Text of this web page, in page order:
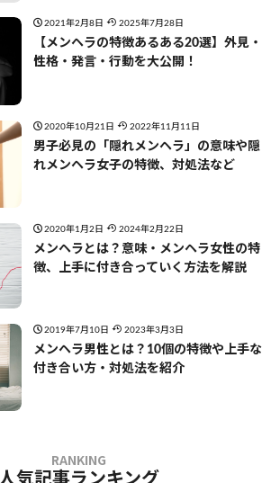
2021年2月8日 2025年7月28日
【メンヘラの特徴あるある20選】外見・
性格・発言・行動を大公開！
2020年10月21日 2022年11月11日
男子必見の「隠れメンヘラ」の意味や隠
れメンヘラ女子の特徴、対処法など
2020年1月2日 2024年2月22日
メンヘラとは？意味・メンヘラ女性の特
徴、上手に付き合っていく方法を解説
2019年7月10日 2023年3月3日
メンヘラ男性とは？10個の特徴や上手な
付き合い方・対処法を紹介
人気記事ランキング